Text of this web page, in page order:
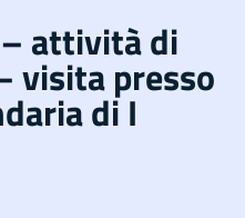
attività di
visita presso
di I